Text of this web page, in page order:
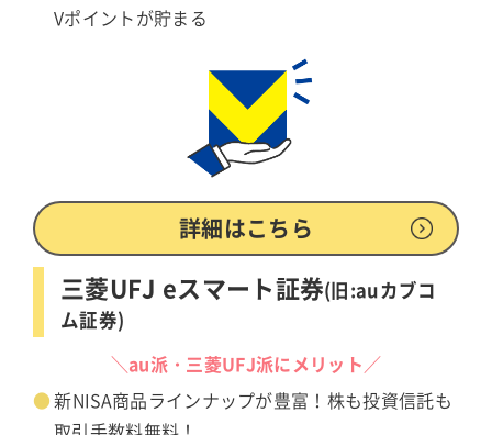
Vポイントが貯まる
詳細はこちら
三菱UFJ eスマート証券(旧:auカブコ
ム証券)
＼au派・三菱UFJ派にメリット／
新NISA商品ラインナップが豊富！株も投資信託も